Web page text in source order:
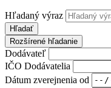
Hľadaný výraz
Hľadať
Rozšírené hľadanie
Dodávateľ
IČO Dodávatelia
Dátum zverejnenia od